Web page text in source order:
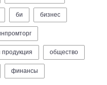
би бизнес
общество
финансы